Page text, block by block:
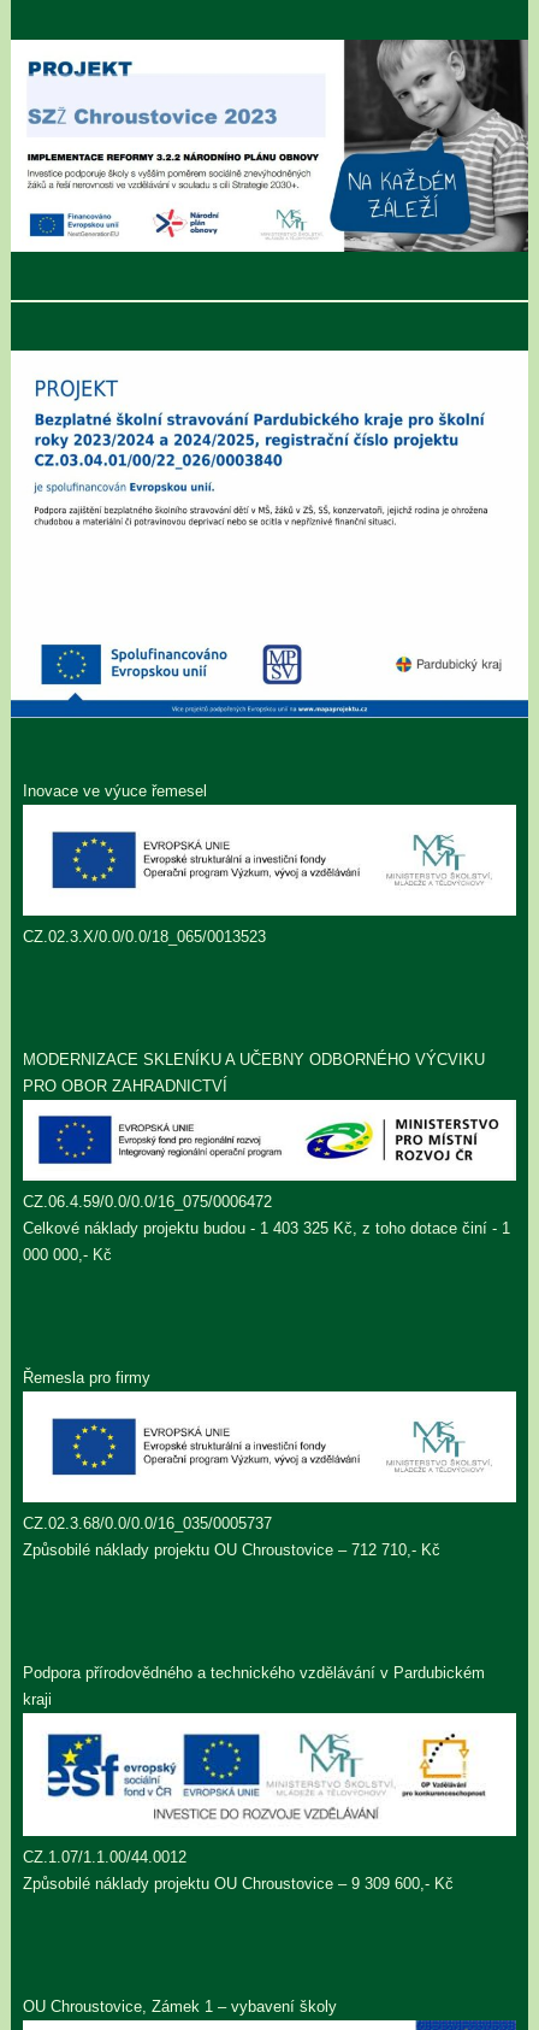
Inovace ve výuce řemesel
CZ.02.3.X/0.0/0.0/18_065/0013523
MODERNIZACE SKLENÍKU A UČEBNY ODBORNÉHO VÝCVIKU
PRO OBOR ZAHRADNICTVÍ
CZ.06.4.59/0.0/0.0/16_075/0006472
Celkové náklady projektu budou - 1 403 325 Kč, z toho dotace činí - 1
000 000,- Kč
Řemesla pro firmy
CZ.02.3.68/0.0/0.0/16_035/0005737
Způsobilé náklady projektu OU Chroustovice – 712 710,- Kč
Podpora přírodovědného a technického vzdělávání v Pardubickém
kraji
CZ.1.07/1.1.00/44.0012
Způsobilé náklady projektu OU Chroustovice – 9 309 600,- Kč
OU Chroustovice, Zámek 1 – vybavení školy